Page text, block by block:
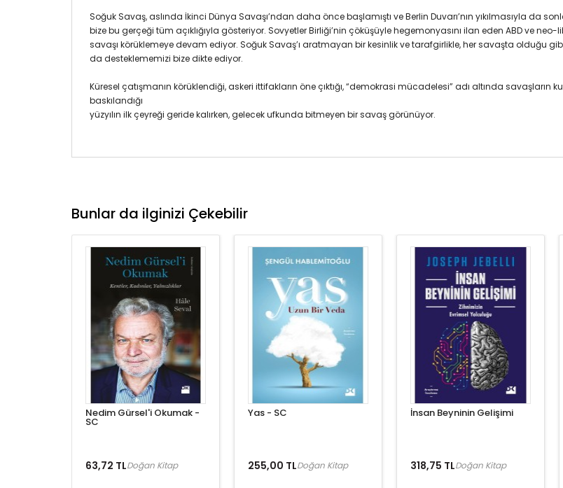
Soğuk Savaş, aslında İkinci Dünya Savaşı’ndan daha önce başlamıştı ve Berlin Duvarı’nın yıkılmasıyla da
bize bu gerçeği tüm açıklığıyla gösteriyor. Sovyetler Birliği’nin çöküşüyle hegemonyasını ilan eden ABD ve
savaşı körüklemeye devam ediyor. Soğuk Savaş’ı aratmayan bir kesinlik ve tarafgirlikle, her savaşta olduğu
da desteklememizi bize dikte ediyor.
Küresel çatışmanın körüklendiği, askeri ittifakların öne çıktığı, “demokrasi mücadelesi” adı altında savaşların
baskılandığı
yüzyılın ilk çeyreği geride kalırken, gelecek ufkunda bitmeyen bir savaş görünüyor.
Bunlar da ilginizi Çekebilir
Nedim Gürsel'i Okumak -
SC
63,72 TLDoğan Kitap
Yas - SC
255,00 TLDoğan Kitap
İnsan Beyninin Gelişimi
318,75 TLDoğan Kitap